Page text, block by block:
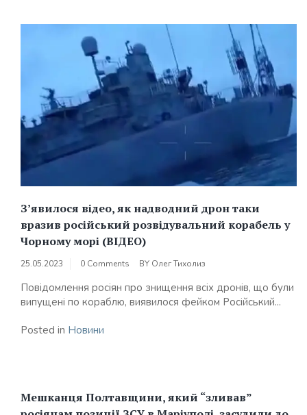
З’явилося відео, як надводний дрон таки
вразив російський розвідувальний корабель у
Чорному морі (ВІДЕО)
25.05.2023 0 Comments BY Олег Тихолиз
Повідомлення росіян про знищення всіх дронів, що були
випущені по кораблю, виявилося фейком Російський...
Posted in Новини
Мешканця Полтавщини, який “зливав”